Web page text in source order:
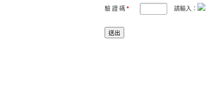
驗 證 碼 * 請輸入：